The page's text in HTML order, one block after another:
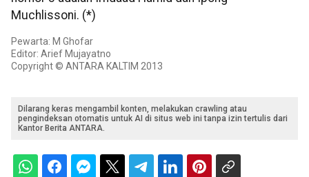
Muchlissoni. (*)
Pewarta: M Ghofar
Editor: Arief Mujayatno
Copyright © ANTARA KALTIM 2013
Dilarang keras mengambil konten, melakukan crawling atau
pengindeksan otomatis untuk AI di situs web ini tanpa izin tertulis dari
Kantor Berita ANTARA.